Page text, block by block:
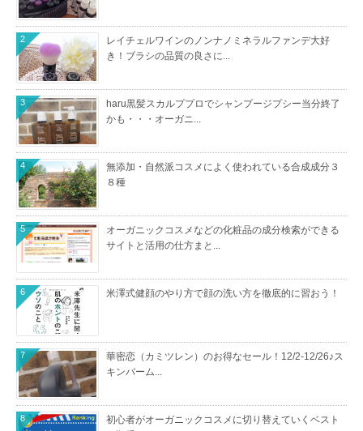
レイチェルワインのノンナノミネラルファンデ大好
き！ブラシの品質の良さに...
2
haru黒髪スカルププロでシャンプージプシー当分終了
かも・・・オーガニ...
3
無添加・自然派コスメによく使われている合成成分３
８種
4
オーガニックコスメなどの化粧品の成分検索ができる
サイトと活用の仕方まと...
5
米澤式健顔のやり方で顔の洗い方を徹底的に習おう！
6
華密恋（カミツレン）のお得なセール！12/2-12/26♪ス
キンバーム...
7
初心者がオーガニックコスメに切り替えていくベスト
8